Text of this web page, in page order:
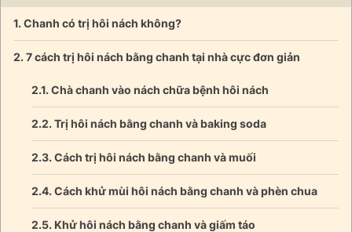
Chanh có trị hôi nách không?
7 cách trị hôi nách bằng chanh tại nhà cực đơn giản
Chà chanh vào nách chữa bệnh hôi nách
Trị hôi nách bằng chanh và baking soda
Cách trị hôi nách bằng chanh và muối
Cách khử mùi hôi nách bằng chanh và phèn chua
Khử hôi nách bằng chanh và giấm táo